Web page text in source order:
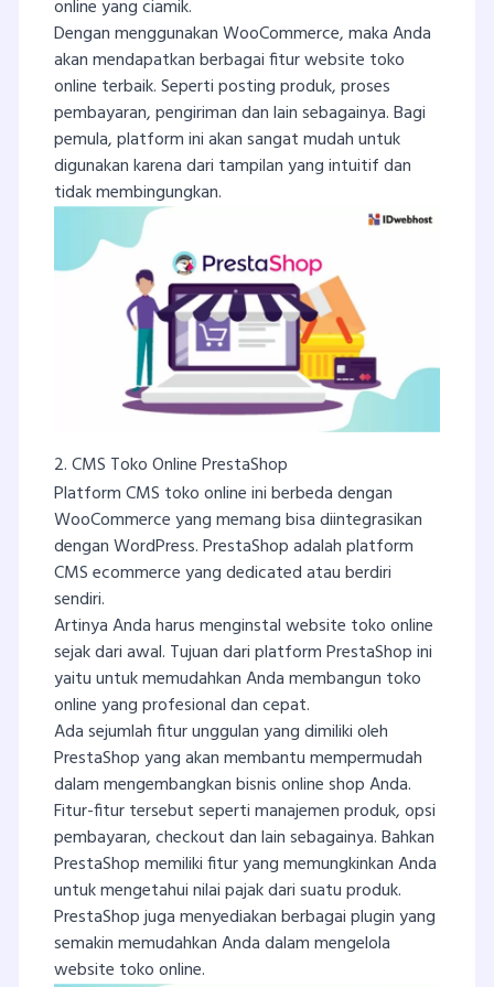
online yang ciamik.
Dengan menggunakan WooCommerce, maka Anda
akan mendapatkan berbagai fitur website toko
online terbaik. Seperti posting produk, proses
pembayaran, pengiriman dan lain sebagainya. Bagi
pemula, platform ini akan sangat mudah untuk
digunakan karena dari tampilan yang intuitif dan
tidak membingungkan.
2. CMS Toko Online PrestaShop
Platform CMS toko online ini berbeda dengan
WooCommerce yang memang bisa diintegrasikan
dengan WordPress. PrestaShop adalah platform
CMS ecommerce yang dedicated atau berdiri
sendiri.
Artinya Anda harus menginstal website toko online
sejak dari awal. Tujuan dari platform PrestaShop ini
yaitu untuk memudahkan Anda membangun toko
online yang profesional dan cepat.
Ada sejumlah fitur unggulan yang dimiliki oleh
PrestaShop yang akan membantu mempermudah
dalam mengembangkan bisnis online shop Anda.
Fitur-fitur tersebut seperti manajemen produk, opsi
pembayaran, checkout dan lain sebagainya. Bahkan
PrestaShop memiliki fitur yang memungkinkan Anda
untuk mengetahui nilai pajak dari suatu produk.
PrestaShop juga menyediakan berbagai plugin yang
semakin memudahkan Anda dalam mengelola
website toko online.